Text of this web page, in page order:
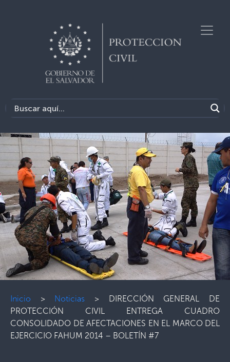
Inicio > Noticias > DIRECCIÓN GENERAL DE
PROTECCIÓN CIVIL ENTREGA CUADRO
CONSOLIDADO DE AFECTACIONES EN EL MARCO DEL
EJERCICIO FAHUM 2014 – BOLETÍN #7